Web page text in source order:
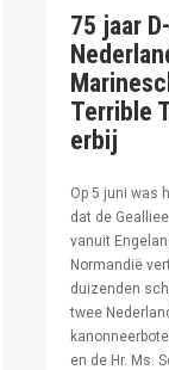
75 jaar
Terrible
erbij
Op 5 juni was
dat de
vanuit
Normandië
duizenden
twee
en de Hr. Ms.